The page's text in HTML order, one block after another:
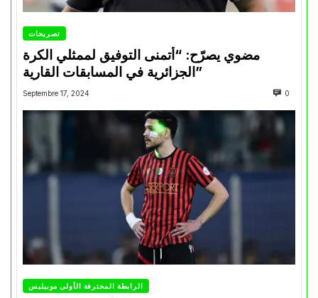
تصريحات
مضوي يصرّح: “أتمنى التوفيق لممثلي الكرة
الجزائرية في المسابقات القارية”
Septembre 17, 2024 0
الرابطة المحترفة الأولى موبيليس